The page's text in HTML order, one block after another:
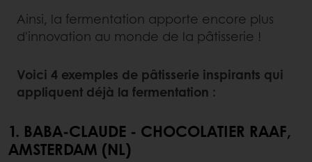
Ainsi, la fermentation apporte encore plus
d'innovation au monde de la pâtisserie !
Voici 4 exemples de pâtisserie inspirants qui
appliquent déjà la fermentation :
1. BABA-CLAUDE - CHOCOLATIER RAAF,
AMSTERDAM (NL)